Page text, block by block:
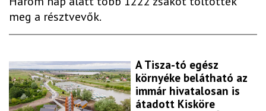
meg a résztvevők.
A Tisza-tó egész
környéke belátható az
immár hivatalosan is
átadott Kisköre